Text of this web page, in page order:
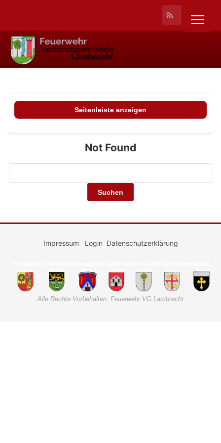
Not Found
Seitenleiste anzeigen
Impressum Login Datenschutzerklärung
Alle Rechte Vorbehalten. Feuerwehr VG Lambrecht